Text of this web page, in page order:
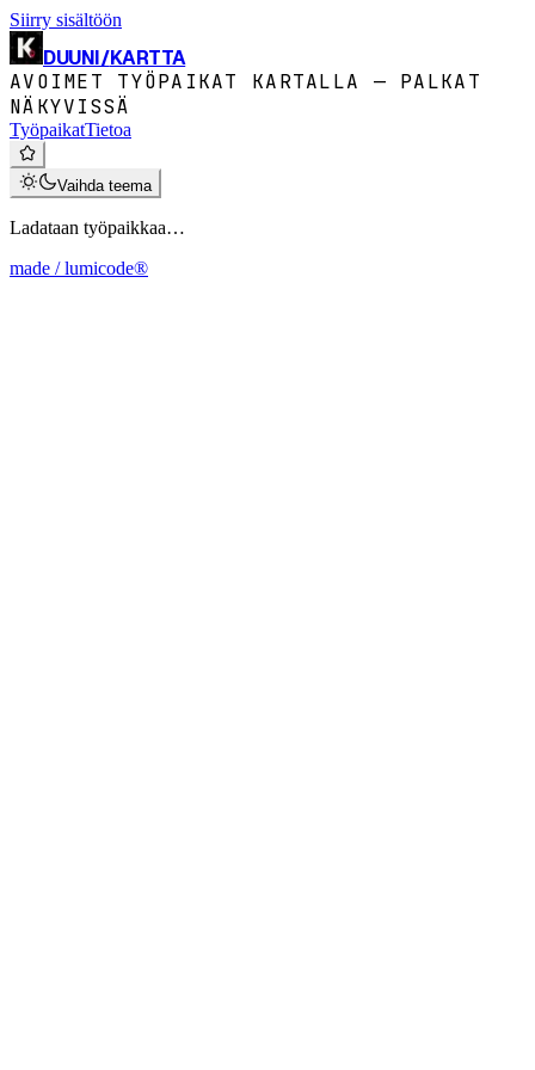
Siirry sisältöön
DUUNI/KARTTA
AVOIMET TYÖPAIKAT KARTALLA — PALKAT
NÄKYVISSÄ
TyöpaikatTietoa
Vaihda teema
Ladataan työpaikkaa…
made / lumicode®